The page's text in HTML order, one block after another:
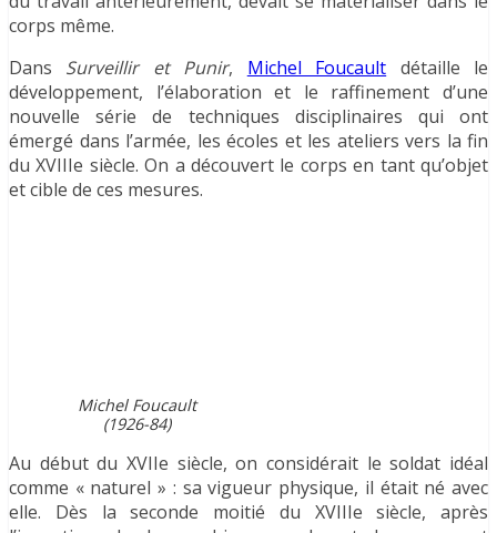
corps même.
Dans Surveillir et Punir, Michel Foucault détaille le
développement, l’élaboration et le raffinement d’une
nouvelle série de techniques disciplinaires qui ont
émergé dans l’armée, les écoles et les ateliers vers la fin
du XVIIIe siècle. On a découvert le corps en tant qu’objet
et cible de ces mesures.
Michel Foucault
(1926-84)
Au début du XVIIe siècle, on considérait le soldat idéal
comme « naturel » : sa vigueur physique, il était né avec
elle. Dès la seconde moitié du XVIIIe siècle, après